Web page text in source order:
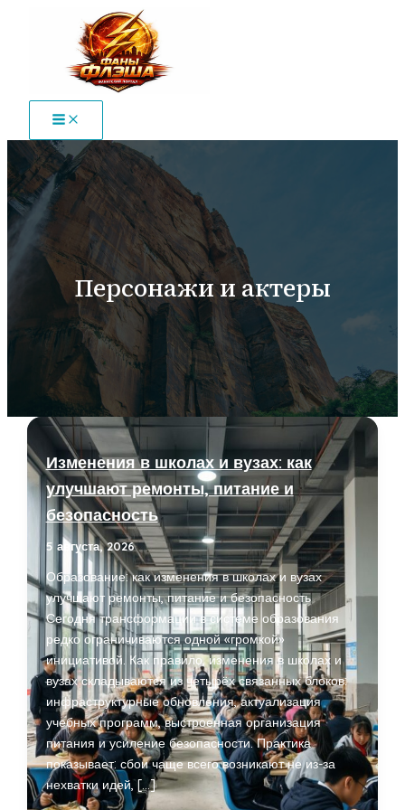
содержимому
Персонажи и актеры
Изменения в школах и вузах: как
улучшают ремонты, питание и
безопасность
5 августа, 2026
Образование: как изменения в школах и вузах
улучшают ремонты, питание и безопасность
Сегодня трансформации в системе образования
редко ограничиваются одной «громкой»
инициативой. Как правило, изменения в школах и
вузах складываются из четырёх связанных блоков:
инфраструктурные обновления, актуализация
учебных программ, выстроенная организация
питания и усиление безопасности. Практика
показывает: сбои чаще всего возникают не из-за
нехватки идей, […]